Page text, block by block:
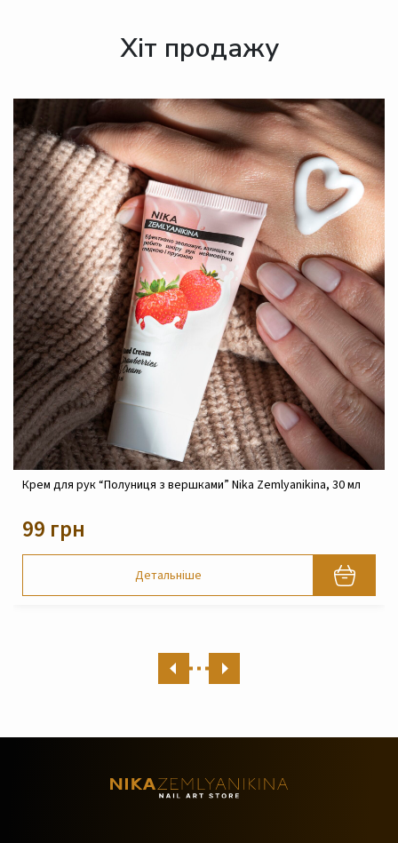
Хіт продажу
Крем реконструюючий живильний для обличчя Nika
820 грн